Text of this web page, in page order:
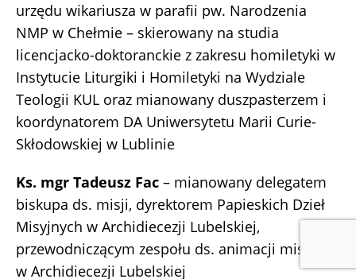
urzędu wikariusza w parafii pw. Narodzenia
NMP w Chełmie – skierowany na studia
licencjacko-doktoranckie z zakresu homiletyki w
Instytucie Liturgiki i Homiletyki na Wydziale
Teologii KUL oraz mianowany duszpasterzem i
koordynatorem DA Uniwersytetu Marii Curie-
Skłodowskiej w Lublinie
Ks. mgr Tadeusz Fac – mianowany delegatem
biskupa ds. misji, dyrektorem Papieskich Dzieł
Misyjnych w Archidiecezji Lubelskiej,
przewodniczącym zespołu ds. animacji misyjnej
w Archidiecezji Lubelskiej